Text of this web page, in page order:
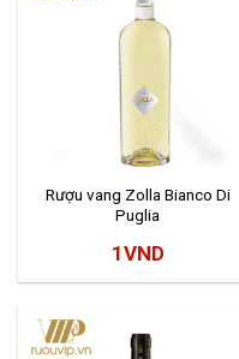
Rượu vang Zolla Bianco Di
Puglia
1VND